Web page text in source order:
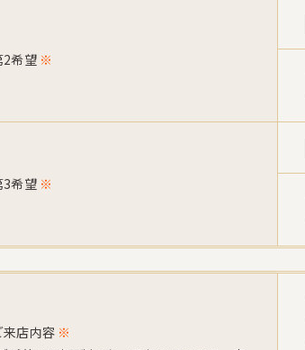
2希望 ※
3希望 ※
来店内容 ※